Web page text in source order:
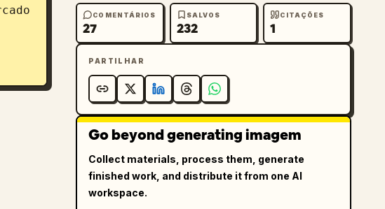
COMENTÁRIOS
27
SALVOS
232
CITAÇÕES
1
PARTILHAR
Go beyond generating imagem
Collect materials, process them, generate
finished work, and distribute it from one AI
workspace.